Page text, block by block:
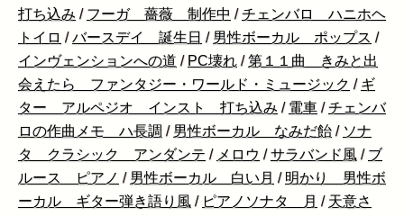
打ち込み / フーガ 薔薇 制作中 /チェンバロ ハニホヘ
トイロ /バースデイ 誕生日 / 男性ボーカル ポップス /
インヴェンションへの道 / PC壊れ /第１１曲 きみと出
会えたら ファンタジー・ワールド・ミュージック / ギ
ター アルペジオ インスト 打ち込み / 電車 /チェンバ
ロの作曲メモ ハ長調 / 男性ボーカル なみだ飴 / ソナ
タ クラシック アンダンテ / メロウ /サラバンド風 / ブ
ルース ピアノ / 男性ボーカル 白い月 / 明かり 男性ボ
ーカル ギター弾き語り風 / ピアノソナタ 月 / 天意さ